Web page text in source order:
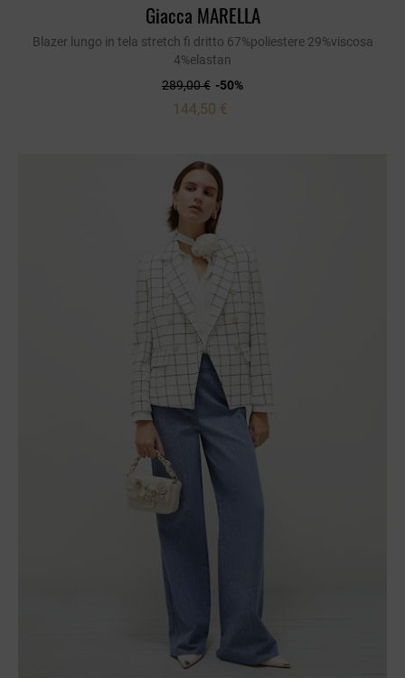
Giacca MARELLA
Blazer lungo in tela stretch fi dritto 67%poliestere 29%viscosa
4%elastan
289,00 € -50%
144,50 €